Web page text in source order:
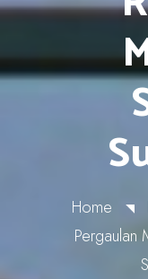
Home
Pergaulan